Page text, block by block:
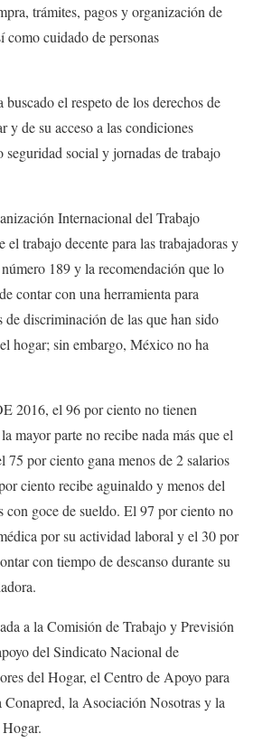
trámites, pagos y organización de
como cuidado de personas
el respeto de los derechos de
y de su acceso a las condiciones
seguridad social y jornadas de trabajo
Internacional del Trabajo
el trabajo decente para las trabajadoras y
189 y la recomendación que lo
contar con una herramienta para
discriminación de las que han sido
hogar; sin embargo, México no ha
2016, el 96 por ciento no tienen
mayor parte no recibe nada más que el
75 por ciento gana menos de 2 salarios
ciento recibe aguinaldo y menos del
con goce de sueldo. El 97 por ciento no
por su actividad laboral y el 30 por
con tiempo de descanso durante su
a la Comisión de Trabajo y Previsión
del Sindicato Nacional de
del Hogar, el Centro de Apoyo para
Conapred, la Asociación Nosotras y la